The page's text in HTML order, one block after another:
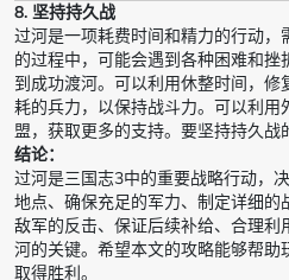
8. 坚持持久战
过河是一项耗费时间和精力的行动
的过程中，可能会遇到各种困难和
到成功渡河。可以利用休整时间，
耗的兵力，以保持战斗力。可以利
盟，获取更多的支持。要坚持持久战
结论：
过河是三国志3中的重要战略行动，
地点、确保充足的军力、制定详细
敌军的反击、保证后续补给、合理
河的关键。希望本文的攻略能够帮助
取得胜利。